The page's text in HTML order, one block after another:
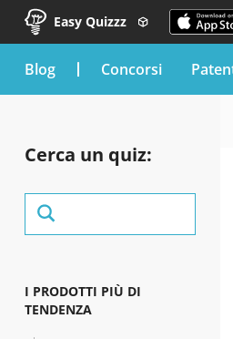
Easy Quizzz
blog Concorsi
Cerca un quiz:
I PRODOTTI PIÙ DI
TENDENZA